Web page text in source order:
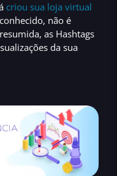
criou sua loja virtual
não é
as Hashtags
da sua